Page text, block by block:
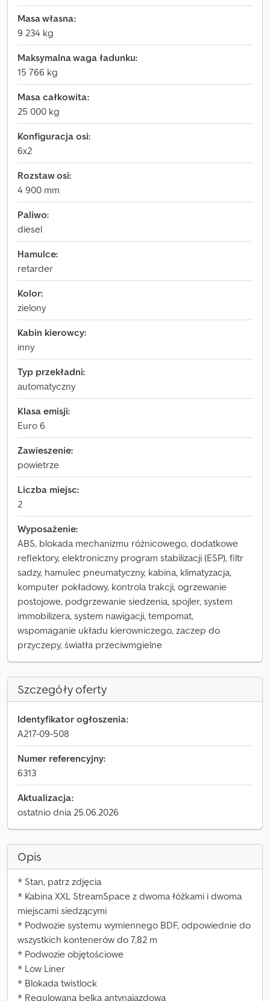
Masa własna:
9 234 kg
Maksymalna waga ładunku:
15 766 kg
Masa całkowita:
25 000 kg
Konfiguracja osi:
6x2
Rozstaw osi:
4 900 mm
Paliwo:
diesel
Hamulce:
retarder
Kolor:
zielony
Kabin kierowcy:
inny
Typ przekładni:
automatyczny
Klasa emisji:
Euro 6
Zawieszenie:
powietrze
Liczba miejsc:
2
Wyposażenie:
ABS, blokada mechanizmu różnicowego, dodatkowe
reflektory, elektroniczny program stabilizacji (ESP), filtr
sadzy, hamulec pneumatyczny, kabina, klimatyzacja,
komputer pokładowy, kontrola trakcji, ogrzewanie
postojowe, podgrzewanie siedzenia, spojler, system
immobilizera, system nawigacji, tempomat,
wspomaganie układu kierowniczego, zaczep do
przyczepy, światła przeciwmgielne
Szczegóły oferty
Identyfikator ogłoszenia:
A217-09-508
Numer referencyjny:
6313
Aktualizacja:
ostatnio dnia 25.06.2026
Opis
* Stan, patrz zdjęcia
* Kabina XXL StreamSpace z dwoma łóżkami i dwoma
miejscami siedzącymi
* Podwozie systemu wymiennego BDF, odpowiednie do
wszystkich kontenerów do 7,82 m
* Podwozie objętościowe
* Low Liner
* Blokada twistlock
* Regulowana belka antynajazdowa